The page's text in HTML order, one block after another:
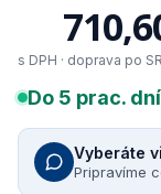
s DPH · doprava po
Do 5 prac. dní
Vyberáte
Pripravíme